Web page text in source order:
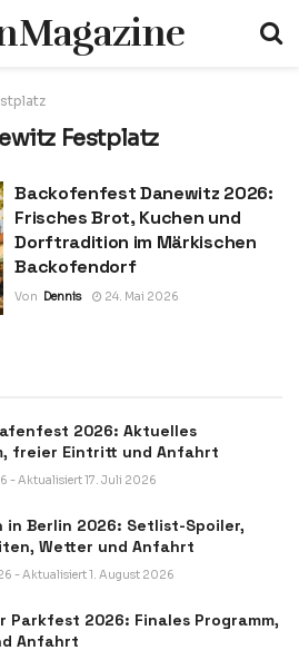
Festplatz
Backofenfest Danewitz 2026:
Frisches Brot, Kuchen und
Dorftradition im Märkischen
Backofendorf
Von Dennis 24. Mai 2026
2026: Aktuelles
freier Eintritt und Anfahrt
- Aktualisiert 17. Juli 2026
in Berlin 2026: Setlist-Spoiler,
Wetter und Anfahrt
- Aktualisiert 1. August 2026
Parkfest 2026: Finales Programm,
Anfahrt